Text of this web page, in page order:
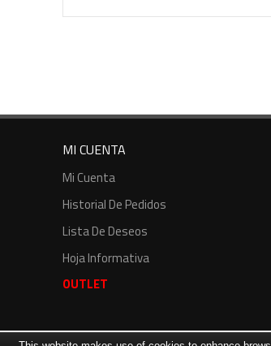
MI CUENTA
Mi Cuenta
Historial De Pedidos
Lista De Deseos
Hoja Informativa
OUTLET